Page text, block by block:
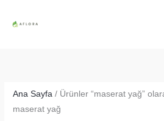
atla
Ana Sayfa / Ürünler “maserat yağ”
maserat yağ